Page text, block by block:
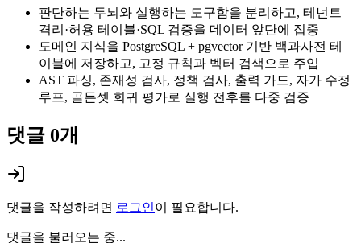
판단하는 두뇌와 실행하는 도구함을 분리하고, 테넌트
격리·허용 테이블·SQL 검증을 데이터 앞단에 집중
도메인 지식을 PostgreSQL + pgvector 기반 백과사전 테
이블에 저장하고, 고정 규칙과 벡터 검색으로 주입
AST 파싱, 존재성 검사, 정책 검사, 출력 가드, 자가 수정
루프, 골든셋 회귀 평가로 실행 전후를 다중 검증
댓글 0개
댓글을 작성하려면 로그인이 필요합니다.
댓글을 불러오는 중...